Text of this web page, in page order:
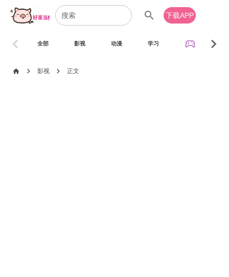
search 下载APP
全部 影视 动漫 学习 sports_esports
chevron_left chevron_right
home chevron_right 影视 chevron_right 正文